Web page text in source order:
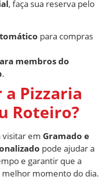
, faça sua reserva pelo
para compras
membros do
.
Pizzaria
Roteiro?
visitar em Gramado e
pode ajudar a
e garantir que a
melhor momento do dia.